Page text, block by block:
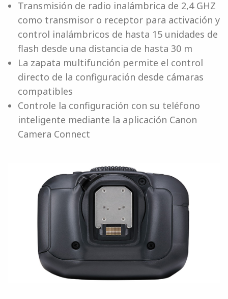
Transmisión de radio inalámbrica de 2,4 GHZ
como transmisor o receptor para activación y
control inalámbricos de hasta 15 unidades de
flash desde una distancia de hasta 30 m
La zapata multifunción permite el control
directo de la configuración desde cámaras
compatibles
Controle la configuración con su teléfono
inteligente mediante la aplicación Canon
Camera Connect